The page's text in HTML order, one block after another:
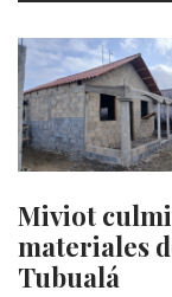
Miviot
materiales
Tubualá